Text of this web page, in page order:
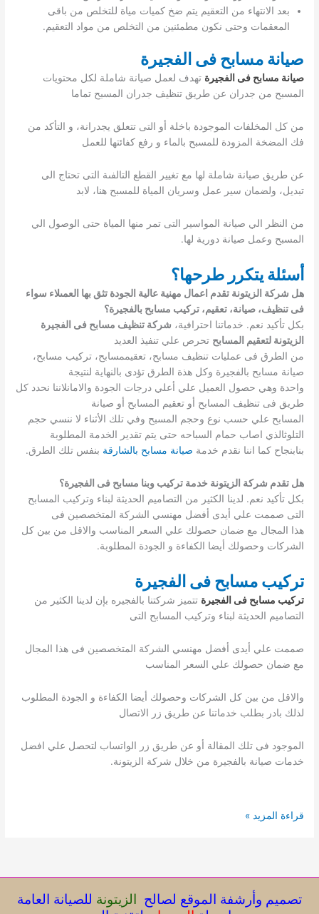
بعد الانتهاء من التعقيم يتم ضخ كميات مياة للتخلص من باقى
المعقمات وحتى نكون مطمئنين من التخلص من مواد التعقيم.
صيانة مسابح فى الفجيرة
صيانة مسابح فى الفجيرة تهدف لعمل صيانة شاملة لكل محتويات
المسبح من جدران عن طريق تنظيف جدران المسبح تماما
من كل المخلفات الموجودة باخلة أو التى تتعلق يجدرانة، و التأكد من
فك المضخة المزودة للمسبح بالماء و رفع كفائتها للعمل
عن طريق صيانة شاملة لها مع تغيير القطع التالفىة التى تحتاج الى
تبديل، ولضمان سير عمل وسريان المياة للمسبح هنا، لابد
من النظر الي صيانة المواسير التى تمر منها المياة حتى الوصول الي
المسبح وعمل صيانة دورية لها.
أسئلة يتكرر طرحها؟
هل شركة الزيتونة تقدم اعمال مهنية عالية الجودة تثق بها العمىلاء سواء
فى تنظيف، صيانة، تعقيم، تركيب مسابح بالفجيرة؟
بكل تأكيد نعم. خدماتنا احترافية، شركة تنظيف مسابح فى الفجيرة
الزيتونة لتعقيم المسابح تحرص علي تنفيذ العديد
من الطرق فى عمليات تنظيف مسابح، تعقيممسابح، تركيب مسابح،
صيانة مسابح بالفجيرة وكل هذة الطرق تؤدى بالنهاية لنتيجة
واحدة وهي حصول العميل علي أعلي درجات الجودة والامانلاننا نحدد كل
طريق فى تنظيف المسابح أو تعقيم المسابح أو صيانة
المسابح علي حسب نوع وحجم المسبح وفي تلك الأثناء لا ننسي حجم
التلوثالذي اصاب حمام السباحه حتى يتم تقدير الخدمة المطلوبة
بنابنجاح كما اننا نقدم خدمة صيانة مسابح بالشارقة بنفس تلك الطرق.
هل تقدم شركة الزيتونة خدمة تركيب وبنا مسابح فى الفجيرة؟
بكل تأكيد نعم. لدينا الكثير من التصاميم الحديثة لبناء وتركيب المسابح
التى صممت علي أيدى أفضل مهنسي الشركة المتخصصين فى
هذا المجال مع ضمان حصولك علي السعر المناسب والاقل من بين كل
الشركات وحصولك أيضا الكفاءة و الجودة المطلوبة.
تركيب مسابح فى الفجيرة
تركيب مسابح فى الفجيرة تتميز شركتنا بالفجيره بإن لدينا الكثير من
التصاميم الحديثة لبناء وتركيب المسابح التى
صممت علي أيدى أفضل مهنسي الشركة المتخصصين فى هذا المجال
مع ضمان حصولك علي السعر المناسب
والاقل من بين كل الشركات وحصولك أيضا الكفاءة و الجودة المطلوب
لذلك بادر بطلب خدماتنا عن طريق زر الاتصال
الموجود فى تلك المقالة أو عن طريق زر الواتساب لتحصل علي افضل
خدمات صيانة بالفجيرة من خلال شركة الزيتونة.
تنظيف
تركيب
وعزل
قراءة المزيد »
تصميم وأرشفة الموقع لصالح الزيتونة للصيانة العامة